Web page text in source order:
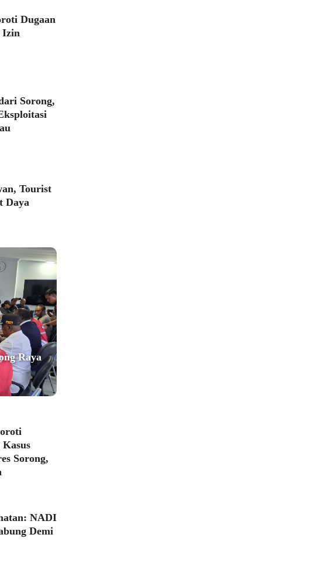
Dugaan
Izin
Sorong,
Tourist
Daya
Raya
Sorong,
NADI
Demi